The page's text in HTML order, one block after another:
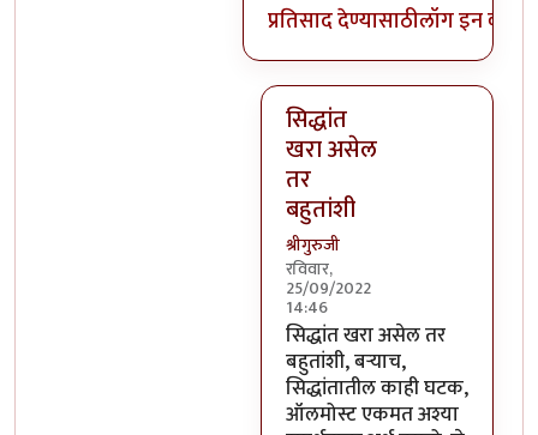
प्रतिसाद देण्यासाठीलॉग इन करा
सिद्धांत
खरा असेल
तर
बहुतांशी
श्रीगुरुजी
रविवार,
25/09/2022
14:46
In reply toनाही, पूर्णपणे नाही.
सिद्धांत खरा असेल तर
बहुतांशी, बऱ्याच,
सिद्धांतातील काही घटक,
ऑलमोस्ट एकमत अश्या